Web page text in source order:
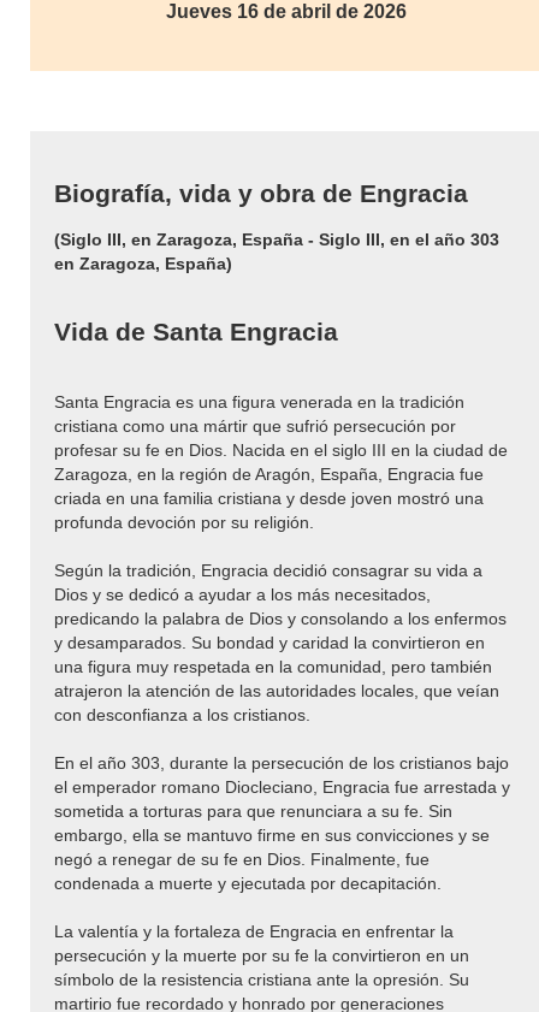
Jueves 16 de abril de 2026
Biografía, vida y obra de Engracia
(Siglo III, en Zaragoza, España - Siglo III, en el año 303
en Zaragoza, España)
Vida de Santa Engracia
Santa Engracia es una figura venerada en la tradición
cristiana como una mártir que sufrió persecución por
profesar su fe en Dios. Nacida en el siglo III en la ciudad de
Zaragoza, en la región de Aragón, España, Engracia fue
criada en una familia cristiana y desde joven mostró una
profunda devoción por su religión.
Según la tradición, Engracia decidió consagrar su vida a
Dios y se dedicó a ayudar a los más necesitados,
predicando la palabra de Dios y consolando a los enfermos
y desamparados. Su bondad y caridad la convirtieron en
una figura muy respetada en la comunidad, pero también
atrajeron la atención de las autoridades locales, que veían
con desconfianza a los cristianos.
En el año 303, durante la persecución de los cristianos bajo
el emperador romano Diocleciano, Engracia fue arrestada y
sometida a torturas para que renunciara a su fe. Sin
embargo, ella se mantuvo firme en sus convicciones y se
negó a renegar de su fe en Dios. Finalmente, fue
condenada a muerte y ejecutada por decapitación.
La valentía y la fortaleza de Engracia en enfrentar la
persecución y la muerte por su fe la convirtieron en un
símbolo de la resistencia cristiana ante la opresión. Su
martirio fue recordado y honrado por generaciones